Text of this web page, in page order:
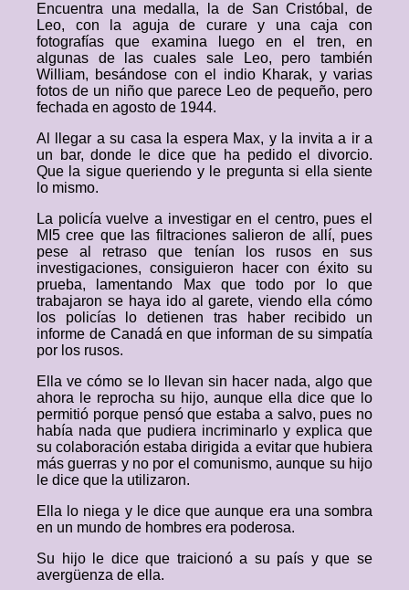
Encuentra una medalla, la de San Cristóbal, de
Leo, con la aguja de curare y una caja con
fotografías que examina luego en el tren, en
algunas de las cuales sale Leo, pero también
William, besándose con el indio Kharak, y varias
fotos de un niño que parece Leo de pequeño, pero
fechada en agosto de 1944.
Al llegar a su casa la espera Max, y la invita a ir a
un bar, donde le dice que ha pedido el divorcio.
Que la sigue queriendo y le pregunta si ella siente
lo mismo.
La policía vuelve a investigar en el centro, pues el
MI5 cree que las filtraciones salieron de allí, pues
pese al retraso que tenían los rusos en sus
investigaciones, consiguieron hacer con éxito su
prueba, lamentando Max que todo por lo que
trabajaron se haya ido al garete, viendo ella cómo
los policías lo detienen tras haber recibido un
informe de Canadá en que informan de su simpatía
por los rusos.
Ella ve cómo se lo llevan sin hacer nada, algo que
ahora le reprocha su hijo, aunque ella dice que lo
permitió porque pensó que estaba a salvo, pues no
había nada que pudiera incriminarlo y explica que
su colaboración estaba dirigida a evitar que hubiera
más guerras y no por el comunismo, aunque su hijo
le dice que la utilizaron.
Ella lo niega y le dice que aunque era una sombra
en un mundo de hombres era poderosa.
Su hijo le dice que traicionó a su país y que se
avergüenza de ella.